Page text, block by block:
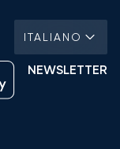
ITALIANO
NEWSLETTER